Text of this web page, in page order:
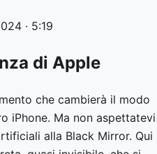
· 5:19
di Apple
che cambierà il modo
iPhone. Ma non aspettatevi
alla Black Mirror. Qui